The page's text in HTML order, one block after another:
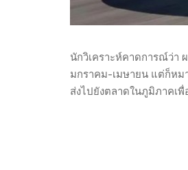
นักวิเคราะห์คาดการณ์ว่า
มกราคม-เมษายน แต่ก็หม
ส่งไปยังตลาดในภูมิภาคเ